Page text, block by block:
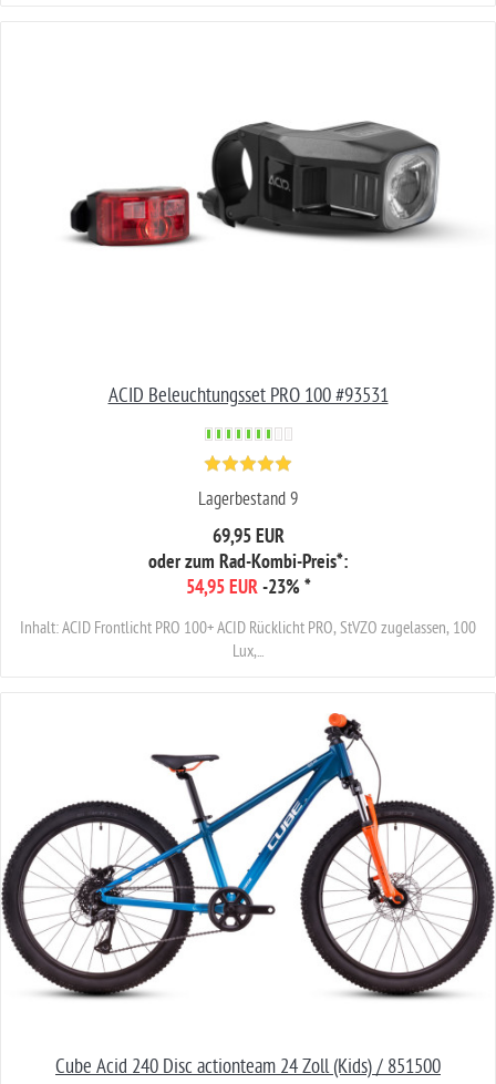
ACID Beleuchtungsset PRO 100 #93531
Lagerbestand 9
69,95 EUR
oder zum Rad-Kombi-Preis*:
54,95 EUR -23%*
Inhalt: ACID Frontlicht PRO 100+ ACID Rücklicht PRO, StVZO zugelassen, 100
Lux,...
Cube Acid 240 Disc actionteam 24 Zoll (Kids) / 851500